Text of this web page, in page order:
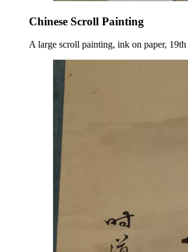
Chinese Scroll Painting
A large scroll painting, ink on paper, 19th